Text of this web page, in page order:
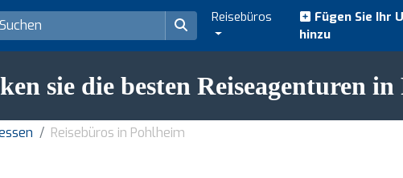
Reisebüros
Fügen Sie Ihr
hinzu
sie die besten Reiseagenturen
Reisebüros in Pohlheim